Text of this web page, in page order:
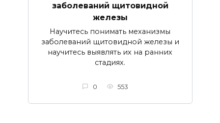
заболеваний щитовидной
железы
Научитесь понимать механизмы
заболеваний щитовидной железы и
научитесь выявлять их на ранних
стадиях.
0 553